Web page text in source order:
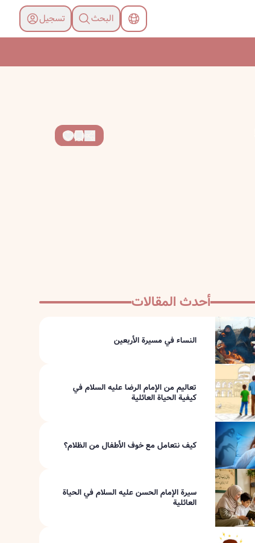
البحث تسجیل
أحدث المقالات
النساء في مسيرة الأربعين
تعاليم من الإمام الرضا عليه السلام في
كيفية الحياة العائلية
كيف نتعامل مع خوف الأطفال من الظلام؟
سيرة الإمام الحسن عليه السلام في الحياة
العائلية